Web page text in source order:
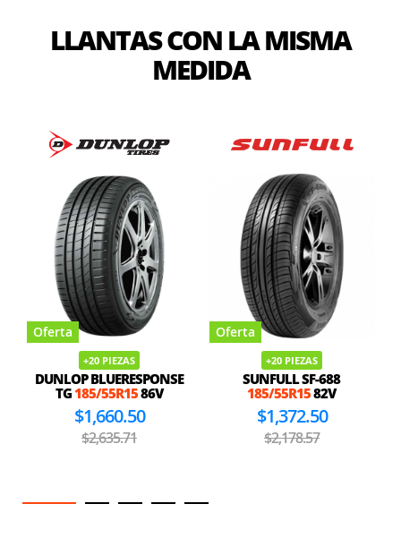
LLANTAS CON LA MISMA
MEDIDA
Oferta
+20 PIEZAS
DUNLOP BLUERESPONSE
TG185/55R1586V
$1,660.50
$2,635.71
Oferta
+20 PIEZAS
SUNFULL SF-688
185/55R1582V
$1,372.50
$2,178.57